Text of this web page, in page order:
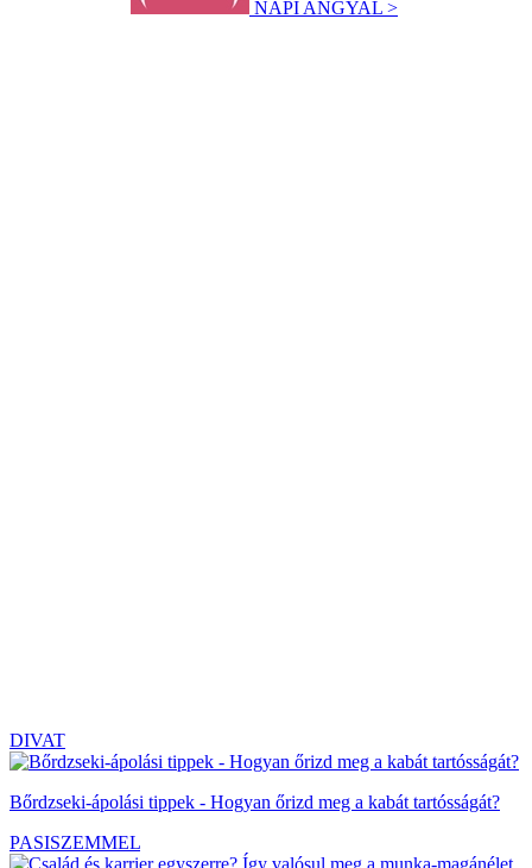
NAPI ANGYAL >
DIVAT
Bőrdzseki-ápolási tippek - Hogyan őrizd meg a kabát tartósságát?
PASISZEMMEL